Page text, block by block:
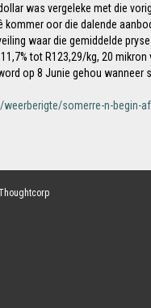
was vergeleke met die
kommer oor die dalende
waar die gemiddelde
tot R123,29/kg, 20
op 8 Junie gehou wanneer
somerre-n-begin-